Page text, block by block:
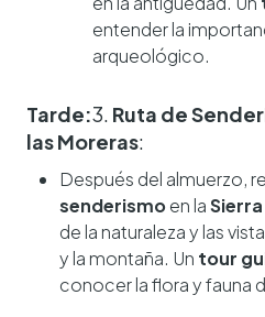
entender la
arqueológico.
Tarde:3. Ruta de
las Moreras:
Después del almuerzo,
senderismoen la
de la naturaleza y las
y la montaña. Un tour
conocer la flora y fauna